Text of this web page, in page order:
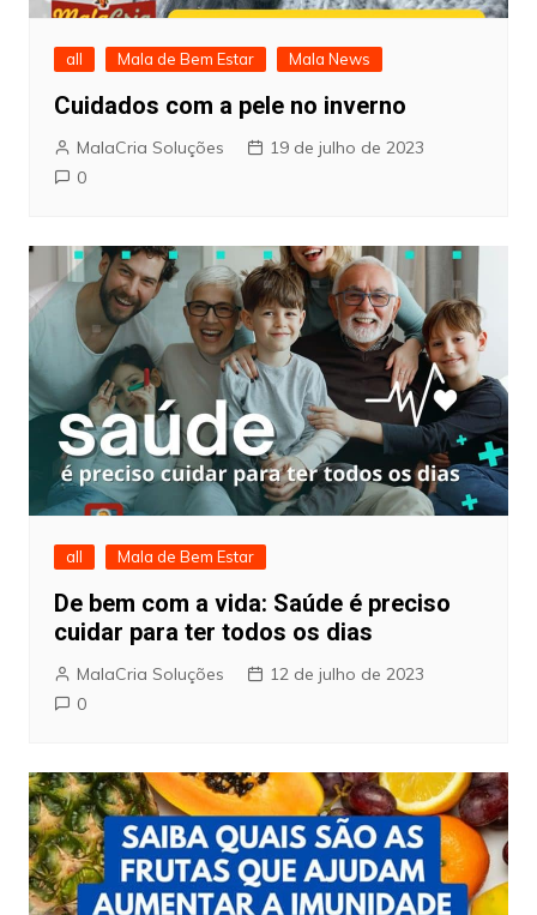
all Mala de Bem Estar Mala News
Cuidados com a pele no inverno
MalaCria Soluções
19 de julho de 2023
0
all Mala de Bem Estar
De bem com a vida: Saúde é preciso
cuidar para ter todos os dias
MalaCria Soluções
12 de julho de 2023
0